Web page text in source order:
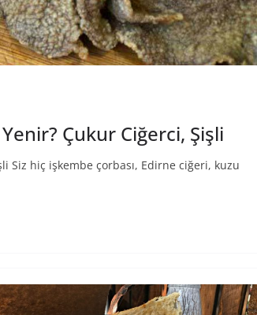
Çukur Ciğerci, Şişli
Siz hiç işkembe çorbası, Edirne ciğeri, kuzu